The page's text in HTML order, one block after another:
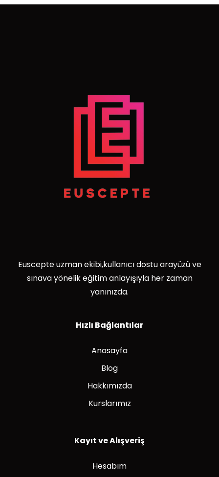
Euscepte uzman ekibi,kullanıcı dostu arayüzü ve
sınava yönelik eğitim anlayışıyla her zaman
yanınızda.
Hızlı Bağlantılar
Anasayfa
Blog
Hakkımızda
Kurslarımız
Kayıt ve Alışveriş
Hesabım